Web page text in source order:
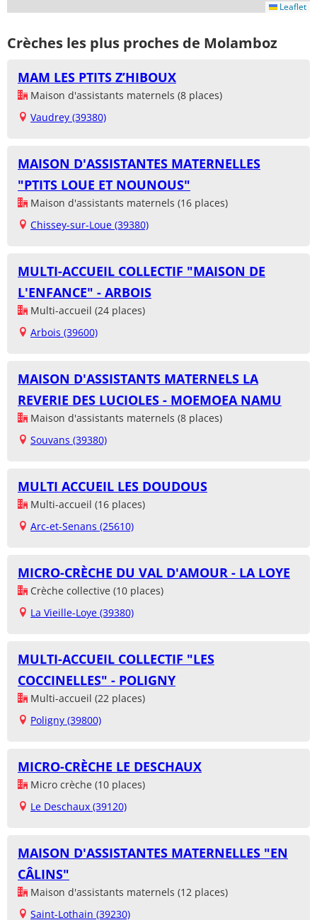
Leaflet
Crèches les plus proches de Molamboz
MAM LES PTITS Z’HIBOUX
Maison d'assistants maternels (8 places)
Vaudrey (39380)
MAISON D'ASSISTANTES MATERNELLES
"PTITS LOUE ET NOUNOUS"
Maison d'assistants maternels (16 places)
Chissey-sur-Loue (39380)
MULTI-ACCUEIL COLLECTIF "MAISON DE
L'ENFANCE" - ARBOIS
Multi-accueil (24 places)
Arbois (39600)
MAISON D'ASSISTANTS MATERNELS LA
REVERIE DES LUCIOLES - MOEMOEA NAMU
Maison d'assistants maternels (8 places)
Souvans (39380)
MULTI ACCUEIL LES DOUDOUS
Multi-accueil (16 places)
Arc-et-Senans (25610)
MICRO-CRÈCHE DU VAL D'AMOUR - LA LOYE
Crèche collective (10 places)
La Vieille-Loye (39380)
MULTI-ACCUEIL COLLECTIF "LES
COCCINELLES" - POLIGNY
Multi-accueil (22 places)
Poligny (39800)
MICRO-CRÈCHE LE DESCHAUX
Micro crèche (10 places)
Le Deschaux (39120)
MAISON D'ASSISTANTES MATERNELLES "EN
CÂLINS"
Maison d'assistants maternels (12 places)
Saint-Lothain (39230)